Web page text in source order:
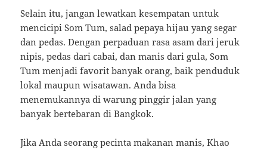
Selain itu, jangan lewatkan kesempatan untuk
mencicipi Som Tum, salad pepaya hijau yang segar
dan pedas. Dengan perpaduan rasa asam dari jeruk
nipis, pedas dari cabai, dan manis dari gula, Som
Tum menjadi favorit banyak orang, baik penduduk
lokal maupun wisatawan. Anda bisa
menemukannya di warung pinggir jalan yang
banyak bertebaran di Bangkok.
Jika Anda seorang pecinta makanan manis, Khao